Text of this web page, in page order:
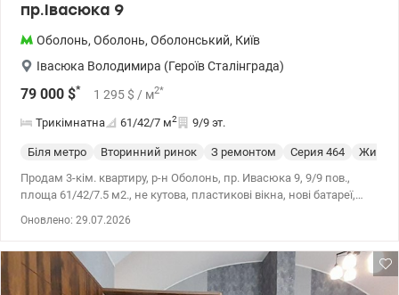
пр.Івасюка 9
Оболонь, Оболонь, Оболонський, Київ
Івасюка Володимира (Героїв Сталінграда)
79 000 $* 1 295 $ / м2*
Трикімнатна 61/42/7 м2 9/9 эт.
Біля метро Вторинний ринок З ремонтом Cерия 464
Жилое
Продам 3-кім. квартиру, р-н Оболонь, пр. Ивасюка 9, 9/9 пов.,
площа 61/42/7.5 м2., не кутова, пластикові вікна, нові батареї,
79000 у.е. 050-590-0330 Валентин, Valion.ua/1130511
Оновлено: 29.07.2026